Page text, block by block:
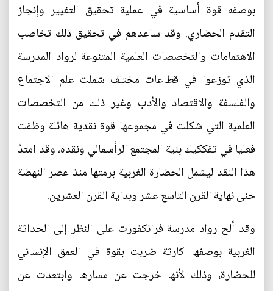
بوصفه قوة أساسية في عملية تحقيق التغيير وإنجاز
التقدم الحضاري. وقد ساعدهم في تحقيق ذلك تخاصب
الاهتمامات والتخصصات العلمية المتنوعة لرواد المدرسة
الذي توزعوا في قطاعات مختلف شملت علم الاجتماع
والفلسفة والاقتصاد والأدب وغير ذلك من التخصصات
العلمية التي شكلت في مجموعها قوة نقدية هائلة وظفت
فعليا في تفككيك بنية المجتمع الرأسمالي ونقده، وقد امتدّ
هذا النقد ليشمل الحضارة الغربية برمتها منذ عصر النهضة
حنى نهاية القرن التاسع عشر وبداية القرن العشرين.
وقد ألح رواد مدرسة فرانكفورت على النظر إلى الحداثة
الغربية بوصفها كارثة ضربت بقوة في العمق الإنساني
للحضارة، وذلك لأنها خرجت عن مسارها وابتعدت عن